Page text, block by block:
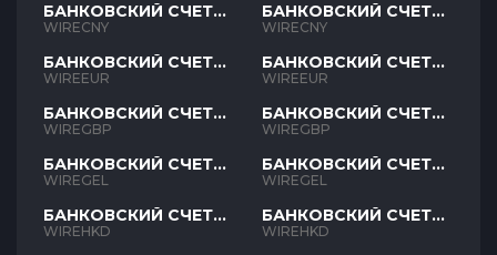
БАНКОВСКИЙ СЧЕТ
CNY
WIRECNY
БАНКОВСКИЙ СЧЕТ
EUR
WIREEUR
БАНКОВСКИЙ СЧЕТ
GBP
WIREGBP
БАНКОВСКИЙ СЧЕТ
GEL
WIREGEL
БАНКОВСКИЙ СЧЕТ
HKD
WIREHKD
БАНКОВСКИЙ СЧЕТ
CNY
WIRECNY
БАНКОВСКИЙ СЧЕТ
EUR
WIREEUR
БАНКОВСКИЙ СЧЕТ
GBP
WIREGBP
БАНКОВСКИЙ СЧЕТ
GEL
WIREGEL
БАНКОВСКИЙ СЧЕТ
HKD
WIREHKD